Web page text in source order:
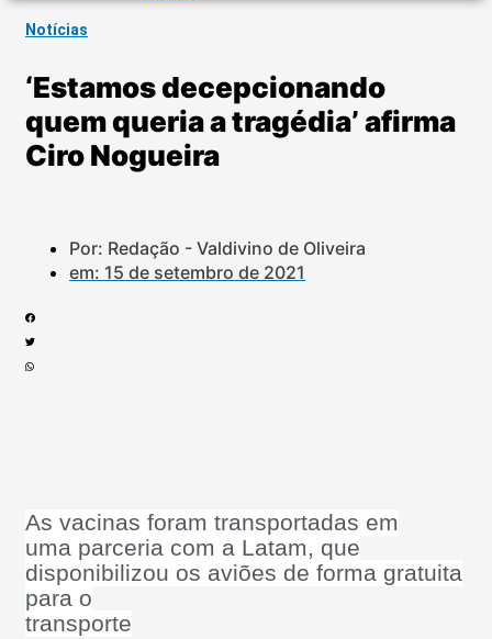
Notícias
‘Estamos decepcionando
quem queria a tragédia’ afirma
Ciro Nogueira
Por: Redação - Valdivino de Oliveira
em: 15 de setembro de 2021
As vacinas foram transportadas em
uma parceria com a Latam, que
disponibilizou os aviões de forma gratuita
para o
transporte